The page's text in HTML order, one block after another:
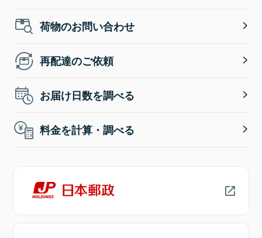
荷物のお問い合わせ
再配達のご依頼
お届け日数を調べる
料金を計算・調べる